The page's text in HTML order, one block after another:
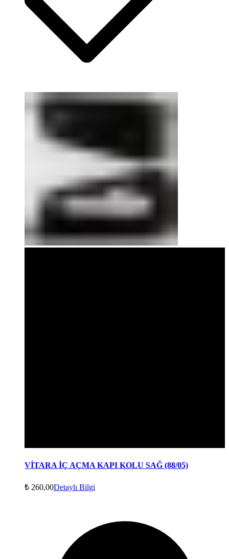
VİTARA İÇ AÇMA KAPI KOLU SAĞ (88/05)
₺ 260,00Detaylı Bilgi